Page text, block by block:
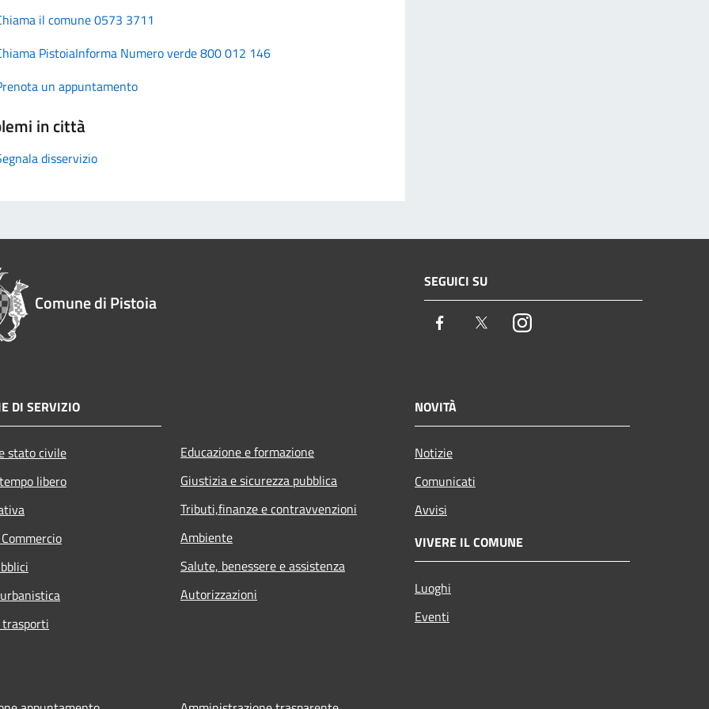
il comune 0573 3711
PistoiaInforma Numero verde 800 012 146
un appuntamento
in città
disservizio
Comune di Pistoia
SEGUICI SU
Facebook TwitterInstagram
DI SERVIZIO
stato civile
libero
Educazione e formazione
Giustizia e sicurezza pubblica
Tributi,finanze e contravvenzioni
Ambiente
Salute, benessere e assistenza
Autorizzazioni
NOVITÀ
Notizie
Comunicati
Avvisi
VIVERE IL COMUNE
Luoghi
Eventi